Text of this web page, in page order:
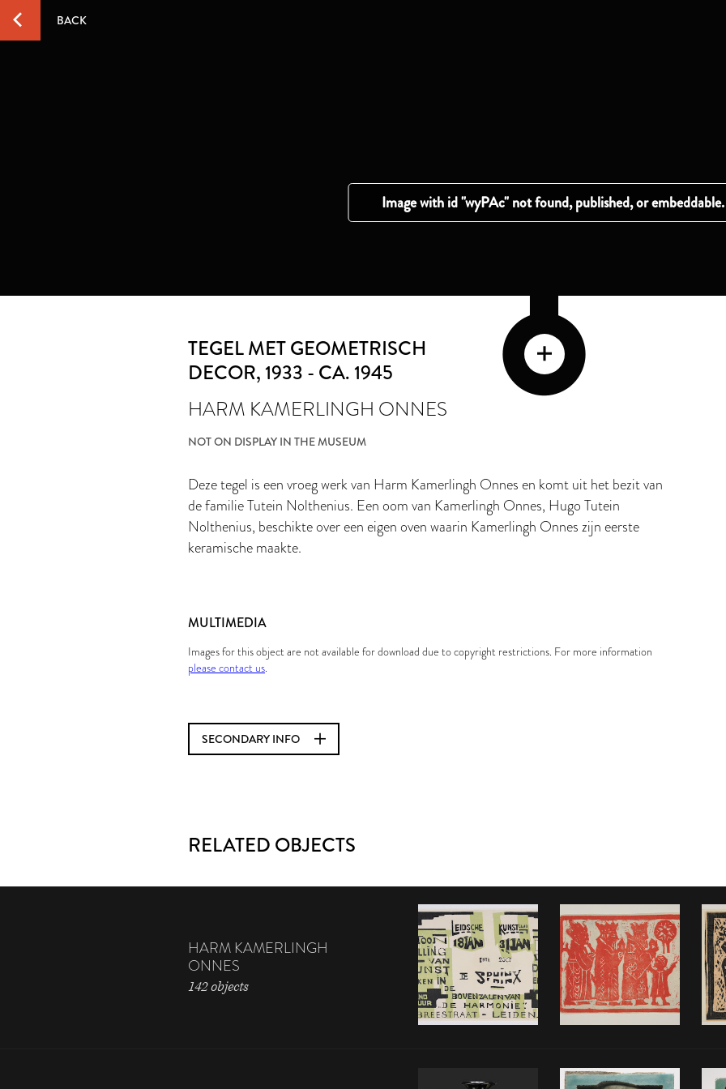
BACK
TEGEL MET GEOMETRISCH
DECOR, 1933 - CA. 1945
HARM KAMERLINGH ONNES
NOT ON DISPLAY IN THE MUSEUM
Deze tegel is een vroeg werk van Harm Kamerlingh Onnes en komt uit het bezit van
de familie Tutein Nolthenius. Een oom van Kamerlingh Onnes, Hugo Tutein
Nolthenius, beschikte over een eigen oven waarin Kamerlingh Onnes zijn eerste
keramische maakte.
MULTIMEDIA
Images for this object are not available for download due to copyright restrictions. For more information
please contact us.
SECONDARY INFO
RELATED OBJECTS
HARM KAMERLINGH
ONNES
142 objects